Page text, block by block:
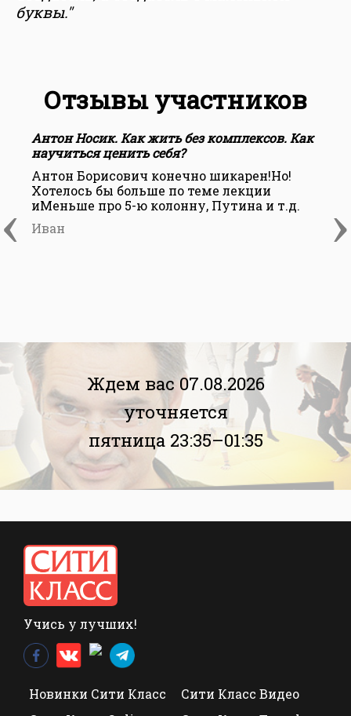
буквы."
Отзывы участников
‹ ›
Антон Носик. Как жить без комплексов. Как
научиться ценить себя?
Антон Борисович конечно шикарен!Но!
Хотелось бы больше по теме лекции
иМеньше про 5-ю колонну, Путина и т.д.
Иван
Ждем вас 07.08.2026
уточняется
пятница 23:35–01:35
Учись у лучших!
Новинки Сити Класс
Сити Класс Видео